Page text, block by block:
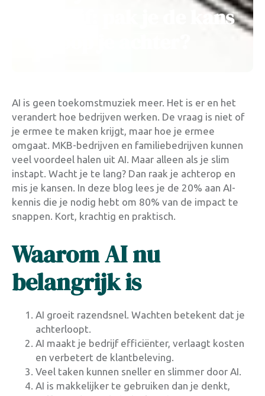
bedrijf: pak je de kans
AI is geen toekomstmuziek meer. Het is er en het
verandert hoe bedrijven werken. De vraag is niet of
je ermee te maken krijgt, maar hoe je ermee
omgaat. MKB-bedrijven en familiebedrijven kunnen
veel voordeel halen uit AI. Maar alleen als je slim
instapt. Wacht je te lang? Dan raak je achterop en
mis je kansen. In deze blog lees je de 20% aan AI-
kennis die je nodig hebt om 80% van de impact te
snappen. Kort, krachtig en praktisch.
Waarom AI nu
belangrijk is
AI groeit razendsnel. Wachten betekent dat je
achterloopt.
AI maakt je bedrijf efficiënter, verlaagt kosten
en verbetert de klantbeleving.
Veel taken kunnen sneller en slimmer door AI.
AI is makkelijker te gebruiken dan je denkt,